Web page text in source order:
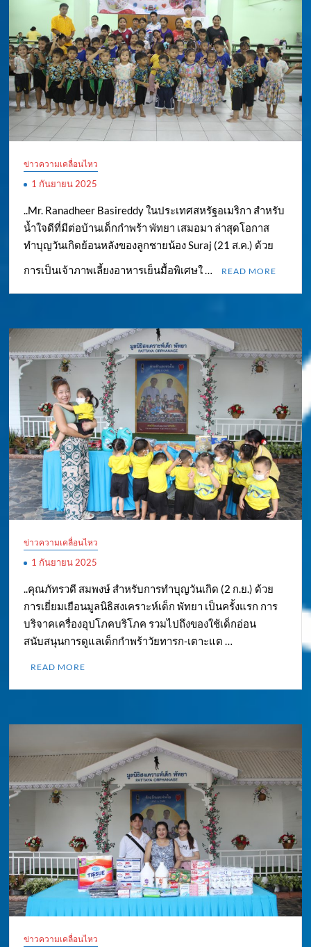
ข่าวความเคลื่อนไหว
1 กันยายน 2025
..Mr. Ranadheer Basireddy ในประเทศสหรัฐอเมริกา สำหรับ
น้ำใจดีที่มีต่อบ้านเด็กกำพร้า พัทยา เสมอมา ล่าสุดโอกาส
ทำบุญวันเกิดย้อนหลังของลูกชายน้อง Suraj (21 ส.ค.) ด้วย
การเป็นเจ้าภาพเลี้ยงอาหารเย็นมื้อพิเศษใ …
READ MORE
ข่าวความเคลื่อนไหว
1 กันยายน 2025
..คุณภัทรวดี สมพงษ์ สำหรับการทำบุญวันเกิด (2 ก.ย.) ด้วย
การเยี่ยมเยือนมูลนิธิสงเคราะห์เด็ก พัทยา เป็นครั้งแรก การ
บริจาคเครื่องอุปโภคบริโภค รวมไปถึงของใช้เด็กอ่อน
สนับสนุนการดูแลเด็กกำพร้าวัยทารก-เตาะแต …
READ MORE
ข่าวความเคลื่อนไหว